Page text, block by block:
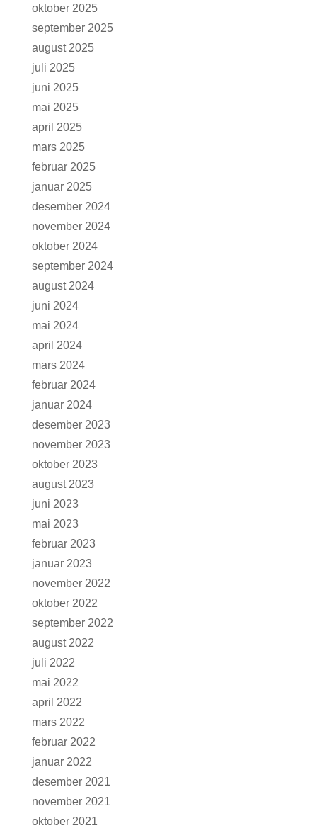
oktober 2025
september 2025
august 2025
juli 2025
juni 2025
mai 2025
april 2025
mars 2025
februar 2025
januar 2025
desember 2024
november 2024
oktober 2024
september 2024
august 2024
juni 2024
mai 2024
april 2024
mars 2024
februar 2024
januar 2024
desember 2023
november 2023
oktober 2023
august 2023
juni 2023
mai 2023
februar 2023
januar 2023
november 2022
oktober 2022
september 2022
august 2022
juli 2022
mai 2022
april 2022
mars 2022
februar 2022
januar 2022
desember 2021
november 2021
oktober 2021